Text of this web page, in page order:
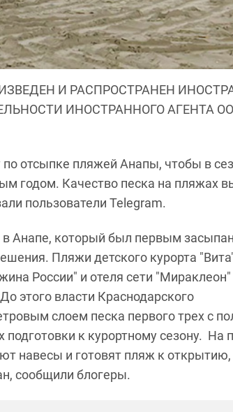
И РАСПРОСТРАНЕН
ИНОСТРАННОГО АГЕНТА
отсыпке пляжей Анапы, чтобы в
годом. Качество песка на пляжах
пользователи Telegram.
в Анапе, который был первым засыпан
Пляжи детского курорта
России" и отеля сети "Мираклеон"
этого власти Краснодарского
слоем песка первого трех с
к курортному сезону. На
навесы и готовят пляж к открытию,
сообщили блогеры.